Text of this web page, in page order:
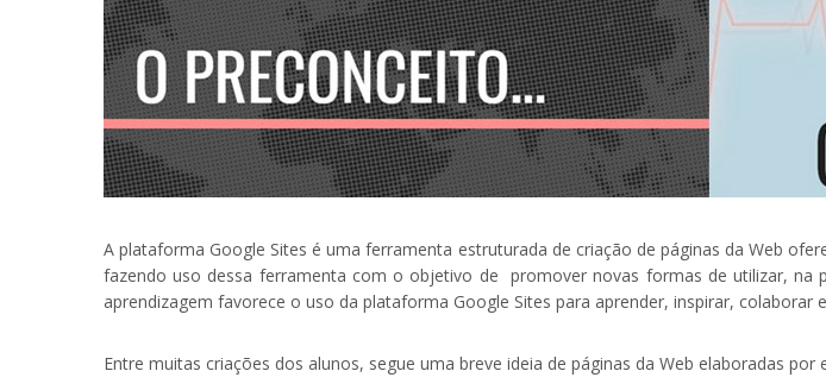
A plataforma Google Sites é uma ferramenta estruturada de criação de páginas da Web
fazendo uso dessa ferramenta com o objetivo de promover novas formas de utilizar, na
aprendizagem favorece o uso da plataforma Google Sites para aprender, inspirar, colaborar
Entre muitas criações dos alunos, segue uma breve ideia de páginas da Web elaboradas por